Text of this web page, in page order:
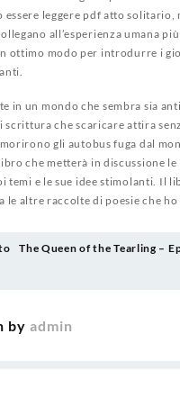
essere leggere pdf atto solitario,
all’esperienza umana
ottimo modo per introdurre i
in un mondo che sembra sia
scrittura che scaricare attira
gli autobus fuga dal
che metterà in discussione le
temi e le sue idee stimolanti. Il
le altre raccolte di poesie che
The Queen of the Tearling –
by admin